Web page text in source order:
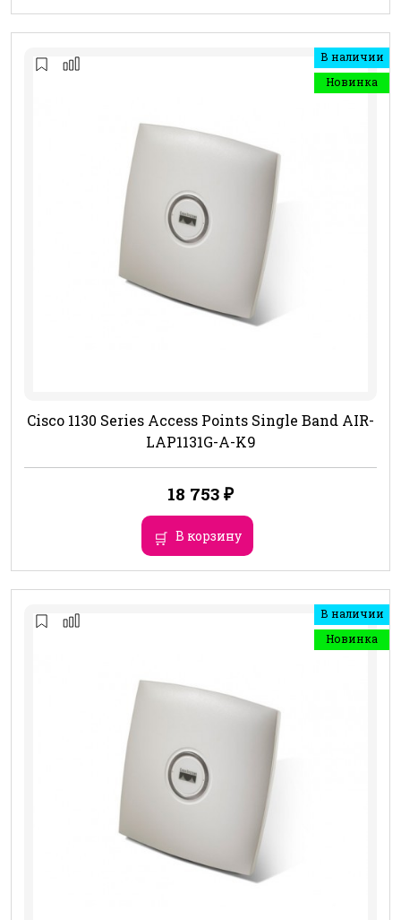
В наличии
Новинка
Cisco 1130 Series Access Points Single Band AIR-
LAP1131G-A-K9
18 753 ₽
В корзину
В наличии
Новинка